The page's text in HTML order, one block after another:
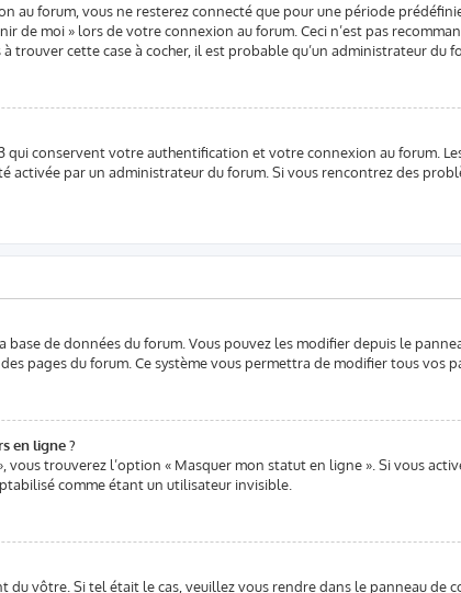
au forum, vous ne resterez connecté que pour une période
de moi » lors de votre connexion au forum. Ceci n’est pas
trouver cette case à cocher, il est probable qu’un administrateur
qui conservent votre authentification et votre connexion au forum.
activée par un administrateur du forum. Si vous rencontrez des
de données du forum. Vous pouvez les modifier depuis le
pages du forum. Ce système vous permettra de modifier tous vos
en ligne ?
vous trouverez l’option « Masquer mon statut en ligne ». Si vous
comme étant un utilisateur invisible.
du vôtre. Si tel était le cas, veuillez vous rendre dans le panneau